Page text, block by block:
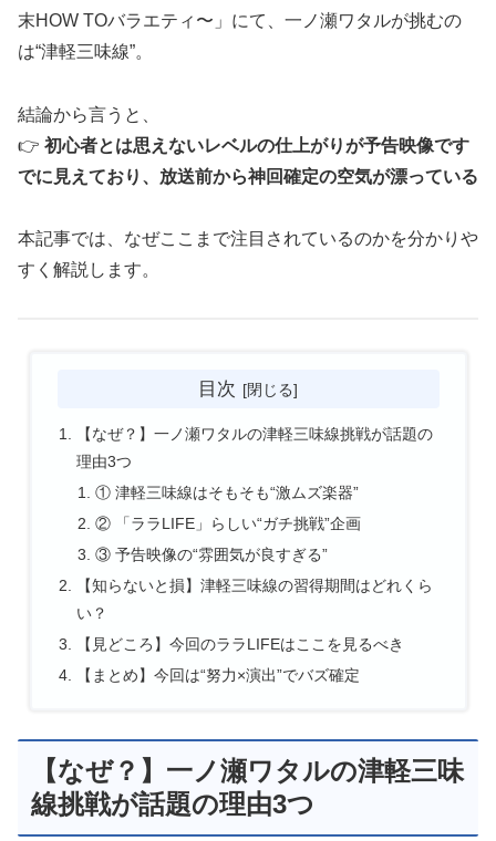
末HOW TOバラエティ〜」にて、一ノ瀬ワタルが挑むの
は“津軽三味線”。
結論から言うと、
👉 初心者とは思えないレベルの仕上がりが予告映像です
でに見えており、放送前から神回確定の空気が漂っている
本記事では、なぜここまで注目されているのかを分かりや
すく解説します。
目次
【なぜ？】一ノ瀬ワタルの津軽三味線挑戦が話題の
理由3つ
① 津軽三味線はそもそも“激ムズ楽器”
② 「ララLIFE」らしい“ガチ挑戦”企画
③ 予告映像の“雰囲気が良すぎる”
【知らないと損】津軽三味線の習得期間はどれくら
い？
【見どころ】今回のララLIFEはここを見るべき
【まとめ】今回は“努力×演出”でバズ確定
【なぜ？】一ノ瀬ワタルの津軽三味
線挑戦が話題の理由3つ